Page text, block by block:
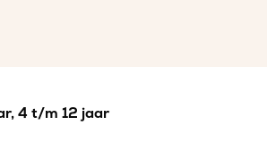
4 t/m 12 jaar